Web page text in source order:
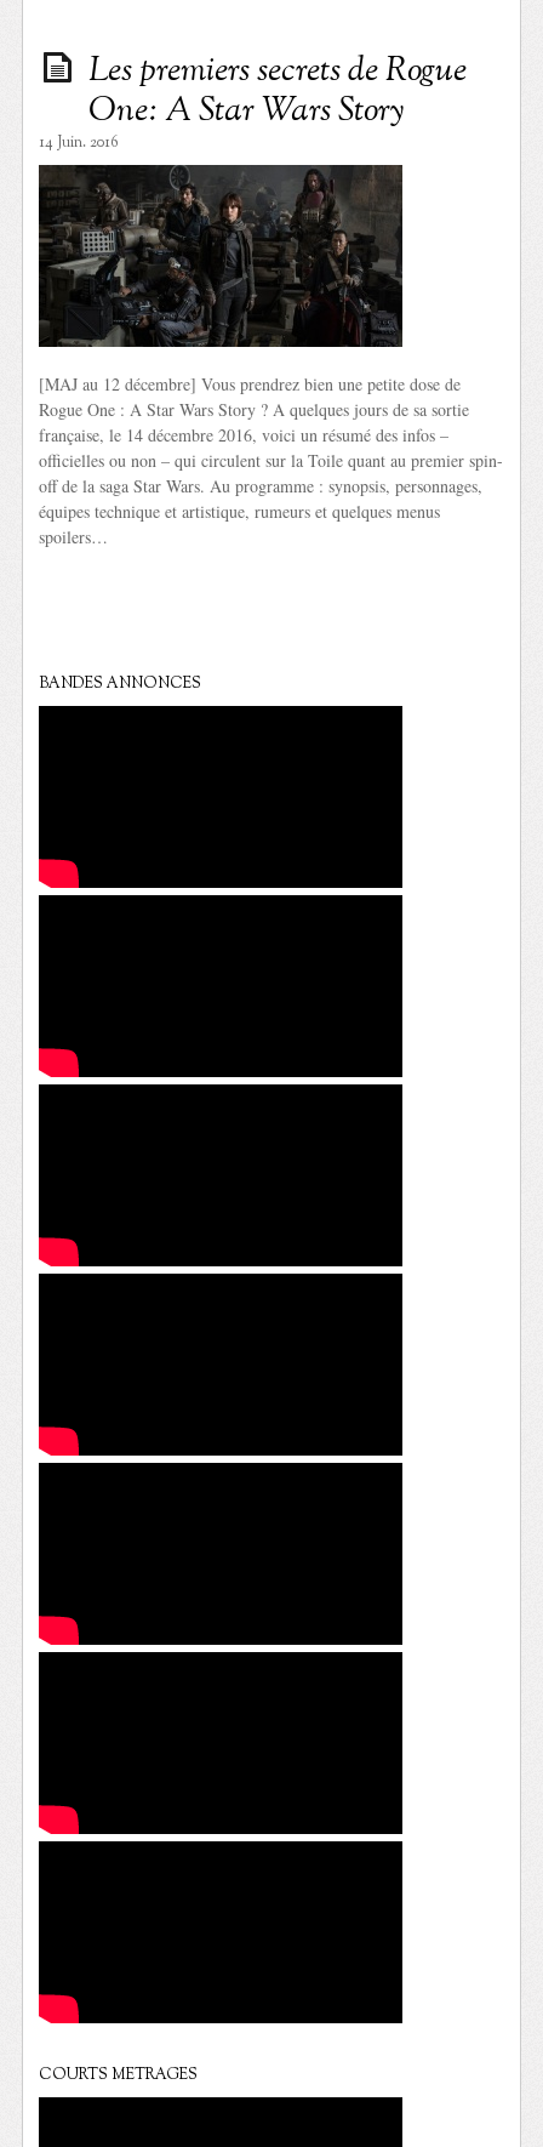
Les premiers secrets de Rogue
One: A Star Wars Story
14 Juin. 2016
[MAJ au 12 décembre] Vous prendrez bien une petite dose de
Rogue One : A Star Wars Story ? A quelques jours de sa sortie
française, le 14 décembre 2016, voici un résumé des infos –
officielles ou non – qui circulent sur la Toile quant au premier spin-
off de la saga Star Wars. Au programme : synopsis, personnages,
équipes technique et artistique, rumeurs et quelques menus
spoilers…
BANDES ANNONCES
COURTS METRAGES